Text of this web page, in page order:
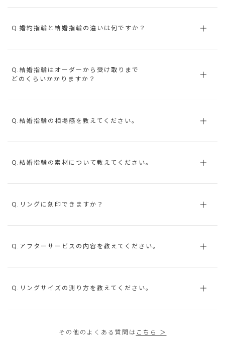
Q.婚約指輪と結婚指輪の違いは何ですか？
Q.結婚指輪はオーダーから受け取りまで
どのくらいかかりますか？
Q.結婚指輪の相場感を教えてください。
Q.結婚指輪の素材について教えてください。
Q.リングに刻印できますか？
Q.アフターサービスの内容を教えてください。
Q.リングサイズの測り方を教えてください。
その他のよくある質問は こちら ＞